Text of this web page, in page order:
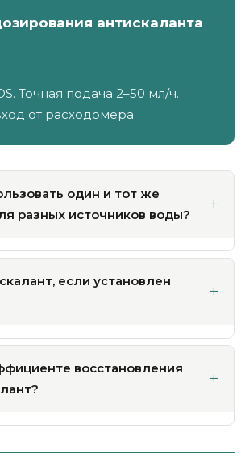
антискаланта
Точная подача 2–50 мл/ч.
от расходомера.
один и тот же
разных источников воды?
если установлен
восстановления